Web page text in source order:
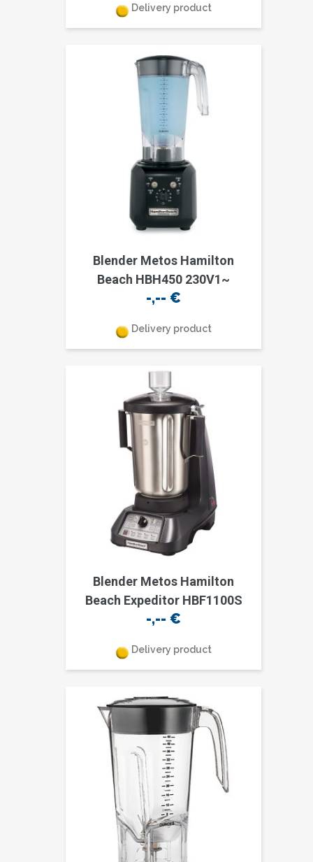
Delivery product
Blender Metos Hamilton
Beach HBH450 230V1~
-,-- €
Delivery product
Blender Metos Hamilton
Beach Expeditor HBF1100S
-,-- €
Delivery product